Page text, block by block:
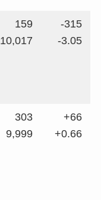
159
10,017
-315
-3.05
303
9,999
+66
+0.66